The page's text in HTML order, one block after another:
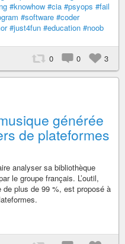
#knowhow #cia #psyops #fail
#software #coder
#just4fun #education #noob
0 0 3
générée
de plateformes
analyser sa bibliothèque
le groupe français. L’outil,
de plus de 99 %, est proposé à